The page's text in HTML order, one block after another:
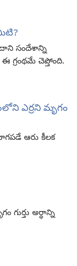
దాని సందేశాన్ని
గ్రంథమే చెప్తోంది.
ఎర్రని మృగం
ఆరు కీలక
గుర్తు అర్థాన్ని